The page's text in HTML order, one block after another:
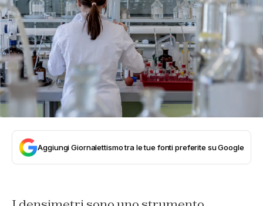
Aggiungi Giornalettismo tra le tue fonti preferite su Google